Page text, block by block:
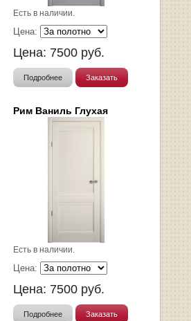
Есть в наличии.
Цена:
Цена: 7500 руб.
Подробнее Заказать
Рим Ваниль Глухая
Есть в наличии.
Цена:
Цена: 7500 руб.
Подробнее Заказать